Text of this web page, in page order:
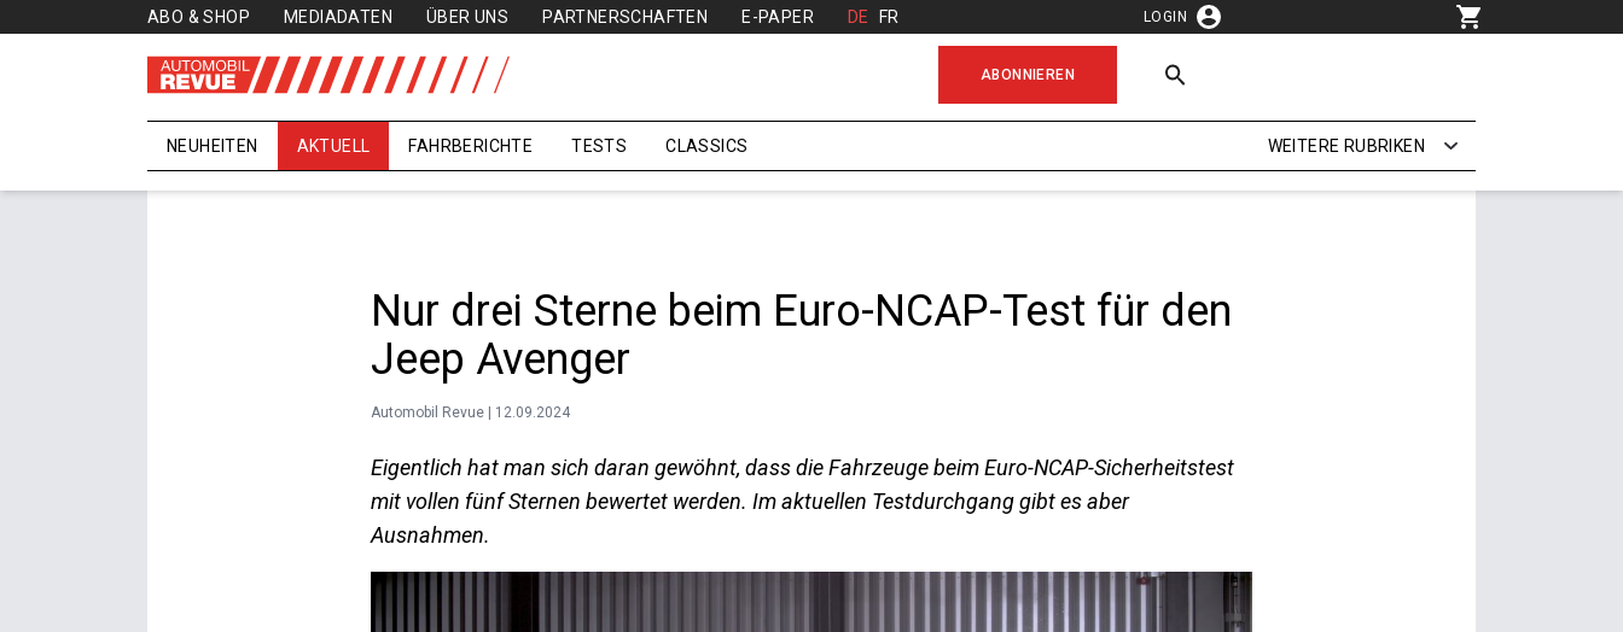
ABO & SHOP MEDIADATEN ÜBER UNS PARTNERSCHAFTEN E-PAPER DE FR LOGIN
ABONNIEREN
NEUHEITEN AKTUELL FAHRBERICHTE TESTS CLASSICS WEITERE RUBRIKEN
Nur drei Sterne beim Euro-NCAP-Test für den
Jeep Avenger
Automobil Revue | 12.09.2024
Eigentlich hat man sich daran gewöhnt, dass die Fahrzeuge beim Euro-NCAP-Sicherheitstest
mit vollen fünf Sternen bewertet werden. Im aktuellen Testdurchgang gibt es aber
Ausnahmen.